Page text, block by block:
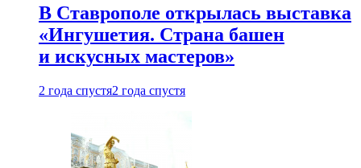
В Ставрополе открылась выставка
«Ингушетия. Страна башен
и искусных мастеров»
2 года спустя2 года спустя